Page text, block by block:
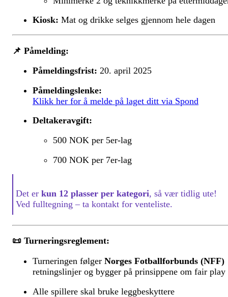
Kiosk: Mat og drikke selges gjennom hele dagen
📌 Påmelding:
Påmeldingsfrist: 20. april 2025
Påmeldingslenke:
Klikk her for å melde på laget ditt via Spond
Deltakeravgift:
500 NOK per 5er-lag
700 NOK per 7er-lag
Det er kun 12 plasser per kategori, så vær tidlig ute!
Ved fulltegning – ta kontakt for venteliste.
📜 Turneringsreglement:
Turneringen følger Norges Fotballforbunds (NFF)
retningslinjer og bygger på prinsippene om fair play
Alle spillere skal bruke leggbeskyttere